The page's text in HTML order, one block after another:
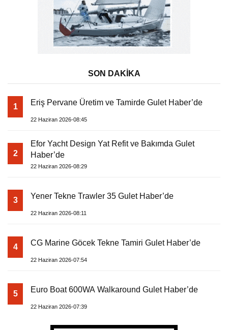
SON DAKİKA
1 Eriş Pervane Üretim ve Tamirde Gulet Haber’de
22 Haziran 2026-08:45
2
Efor Yacht Design Yat Refit ve Bakımda Gulet
Haber’de
22 Haziran 2026-08:29
3 Yener Tekne Trawler 35 Gulet Haber’de
22 Haziran 2026-08:11
4 CG Marine Göcek Tekne Tamiri Gulet Haber’de
22 Haziran 2026-07:54
5 Euro Boat 600WA Walkaround Gulet Haber’de
22 Haziran 2026-07:39